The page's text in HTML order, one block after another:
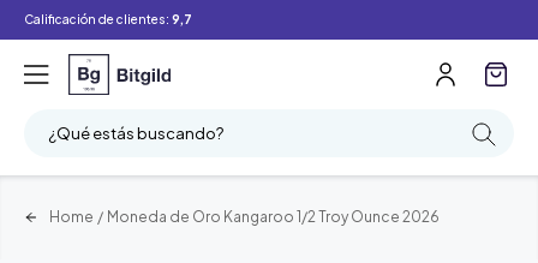
Calificación de clientes: 9,7
¿Qué estás buscando?
Home / Moneda de Oro Kangaroo 1/2 Troy Ounce 2026